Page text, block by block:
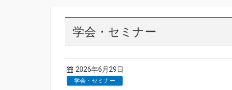
学会・セミナー
2026年6月29日
学会・セミナー